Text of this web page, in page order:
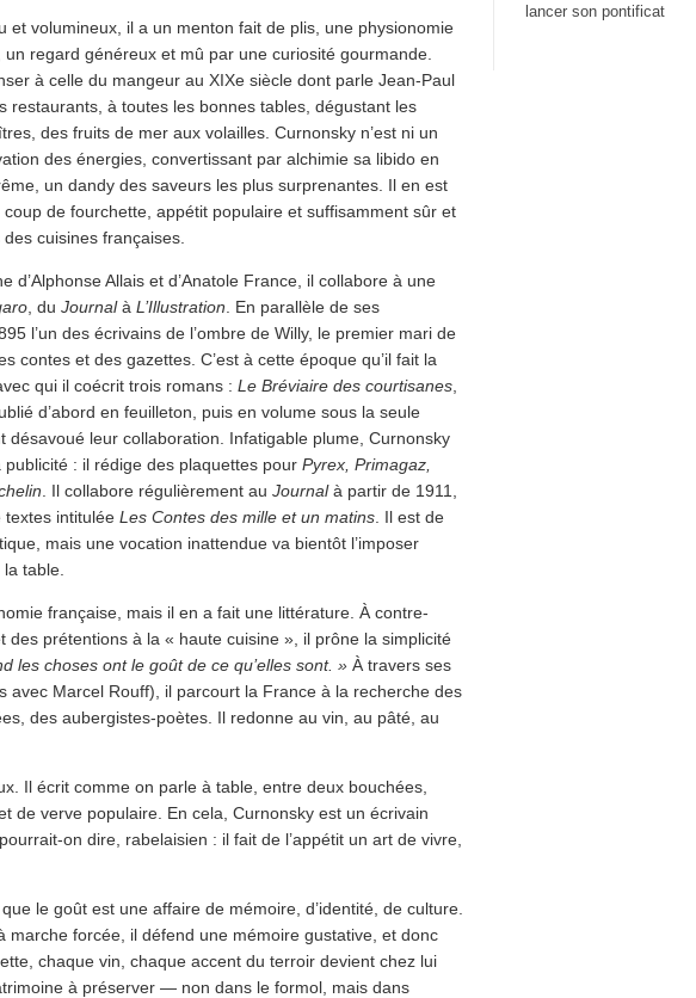
et volumineux, il a un menton fait de plis, une physionomie
regard généreux et mû par une curiosité gourmande.
à celle du mangeur au XIXe siècle dont parle Jean-Paul
restaurants, à toutes les bonnes tables, dégustant les
des fruits de mer aux volailles. Curnonsky n’est ni un
des énergies, convertissant par alchimie sa libido en
un dandy des saveurs les plus surprenantes. Il en est
de fourchette, appétit populaire et suffisamment sûr et
cuisines françaises.
d’Alphonse Allais et d’Anatole France, il collabore à une
, du Journalà L’Illustration . En parallèle de ses
l’un des écrivains de l’ombre de Willy, le premier mari de
contes et des gazettes. C’est à cette époque qu’il fait la
qui il coécrit trois romans : Le Bréviaire des courtisanes
d’abord en feuilleton, puis en volume sous la seule
désavoué leur collaboration. Infatigable plume, Curnonsky
: il rédige des plaquettes pour Pyrex, Primagaz,
. Il collabore régulièrement au Journalà partir de 1911,
textes intitulée Les Contes des mille et un matins . Il est de
mais une vocation inattendue va bientôt l’imposer
table.
française, mais il en a fait une littérature. À contre-
des prétentions à la « haute cuisine », il prône la simplicité
les choses ont le goût de ce qu’elles sont. » À travers ses
avec Marcel Rouff), il parcourt la France à la recherche des
des aubergistes-poètes. Il redonne au vin, au pâté, au
Il écrit comme on parle à table, entre deux bouchées,
de verve populaire. En cela, Curnonsky est un écrivain
on dire, rabelaisien : il fait de l’appétit un art de vivre,
le goût est une affaire de mémoire, d’identité, de culture.
marche forcée, il défend une mémoire gustative, et donc
chaque vin, chaque accent du terroir devient chez lui
à préserver — non dans le formol, mais dans
lancer son pontificat